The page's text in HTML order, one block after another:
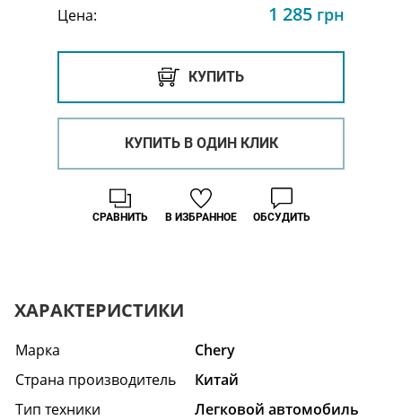
Цена:
1 285 грн
КУПИТЬ
КУПИТЬ В ОДИН КЛИК
В ИЗБРАННОЕ
СРАВНИТЬ ОБСУДИТЬ
ХАРАКТЕРИСТИКИ
Марка
Chery
Страна производитель
Китай
Тип техники
Легковой автомобиль